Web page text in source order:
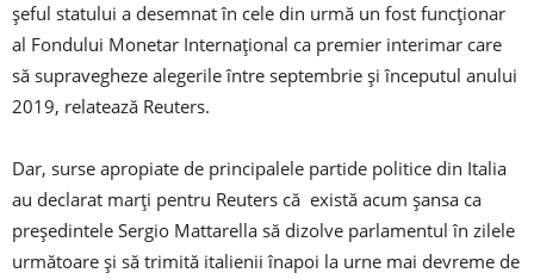
șeful statului a desemnat în cele din urmă un fost funcționar
al Fondului Monetar Internațional ca premier interimar care
să supravegheze alegerile între septembrie și începutul anului
2019, relatează Reuters.
Dar, surse apropiate de principalele partide politice din Italia
au declarat marți pentru Reuters că există acum șansa ca
președintele Sergio Mattarella să dizolve parlamentul în zilele
următoare și să trimită italienii înapoi la urne mai devreme de